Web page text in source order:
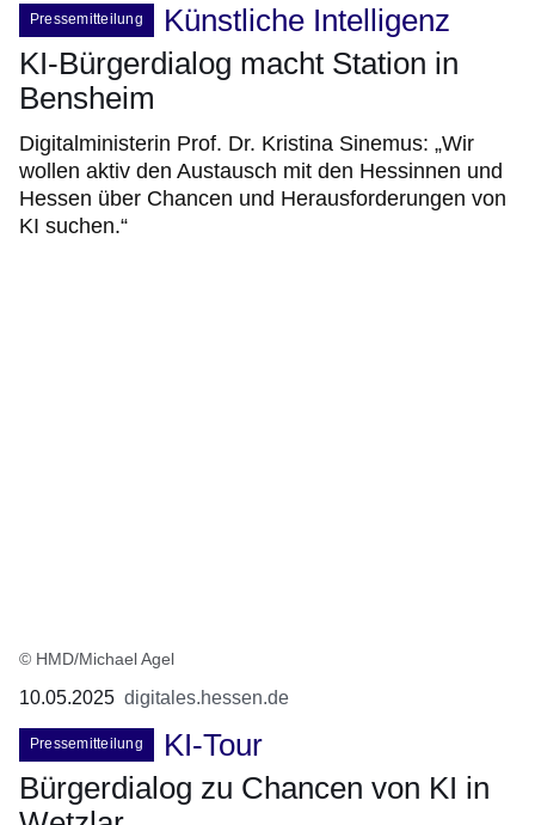
Pressemitteilung
Künstliche Intelligenz
KI-Bürgerdialog macht Station in
Bensheim
Digitalministerin Prof. Dr. Kristina Sinemus: „Wir
wollen aktiv den Austausch mit den Hessinnen und
Hessen über Chancen und Herausforderungen von
KI suchen.“
© HMD/Michael Agel
10.05.2025 digitales.hessen.de
Pressemitteilung
KI-Tour
Bürgerdialog zu Chancen von KI in